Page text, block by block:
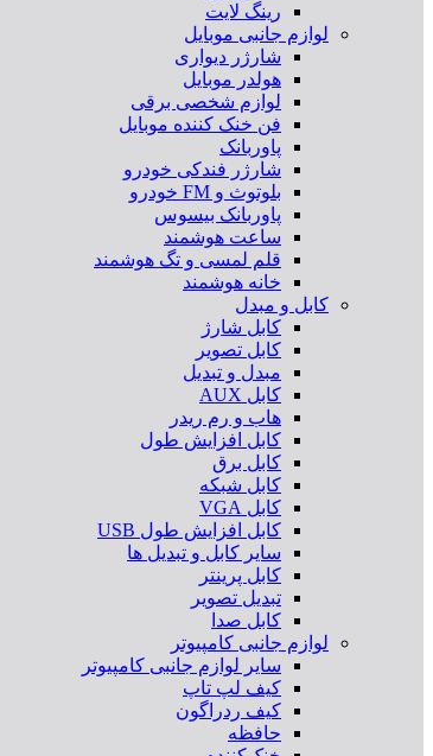
رینگ لایت
لوازم جانبی موبایل
شارژر دیواری
هولدر موبایل
لوازم شخصی برقی
فن خنک کننده موبایل
پاوربانک
شارژر فندکی خودرو
بلوتوث و FM خودرو
پاوربانک بیسوس
ساعت هوشمند
قلم لمسی و تگ هوشمند
خانه هوشمند
کابل و مبدل
کابل شارژ
کابل تصویر
مبدل و تبدیل
کابل AUX
هاب و رم ریدر
کابل افزایش طول
کابل برق
کابل شبکه
کابل VGA
کابل افزایش طول USB
سایر کابل و تبدیل ها
کابل پرینتر
تبدیل تصویر
کابل صدا
لوازم جانبی کامپیوتر
سایر لوازم جانبی کامپیوتر
کیف لپ تاپ
کیف ردراگون
حافظه